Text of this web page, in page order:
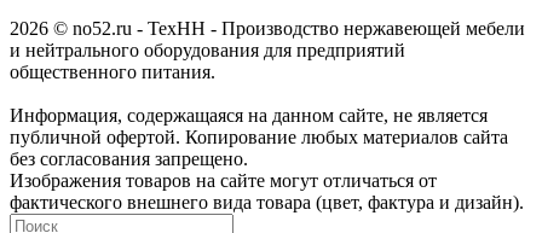
2026 © no52.ru - ТехНН - Производство нержавеющей мебели
и нейтрального оборудования для предприятий
общественного питания.
Информация, содержащаяся на данном сайте, не является
публичной офертой. Копирование любых материалов сайта
без согласования запрещено.
Изображения товаров на сайте могут отличаться от
фактического внешнего вида товара (цвет, фактура и дизайн).